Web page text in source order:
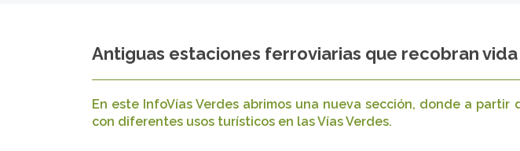
​​​​​​​Antiguas estaciones ferroviarias que recobran vida
En este InfoVías Verdes abrimos una nueva sección, donde a
con diferentes usos turísticos en las Vías Verdes.